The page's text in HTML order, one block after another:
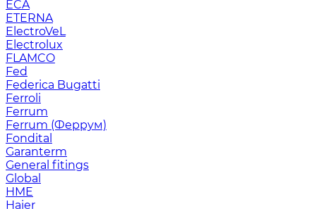
ECA
ETERNA
ElectroVeL
Electrolux
FLAMCO
Fed
Federica Bugatti
Ferroli
Ferrum
Ferrum (Феррум)
Fondital
Garanterm
General fitings
Global
HME
Haier